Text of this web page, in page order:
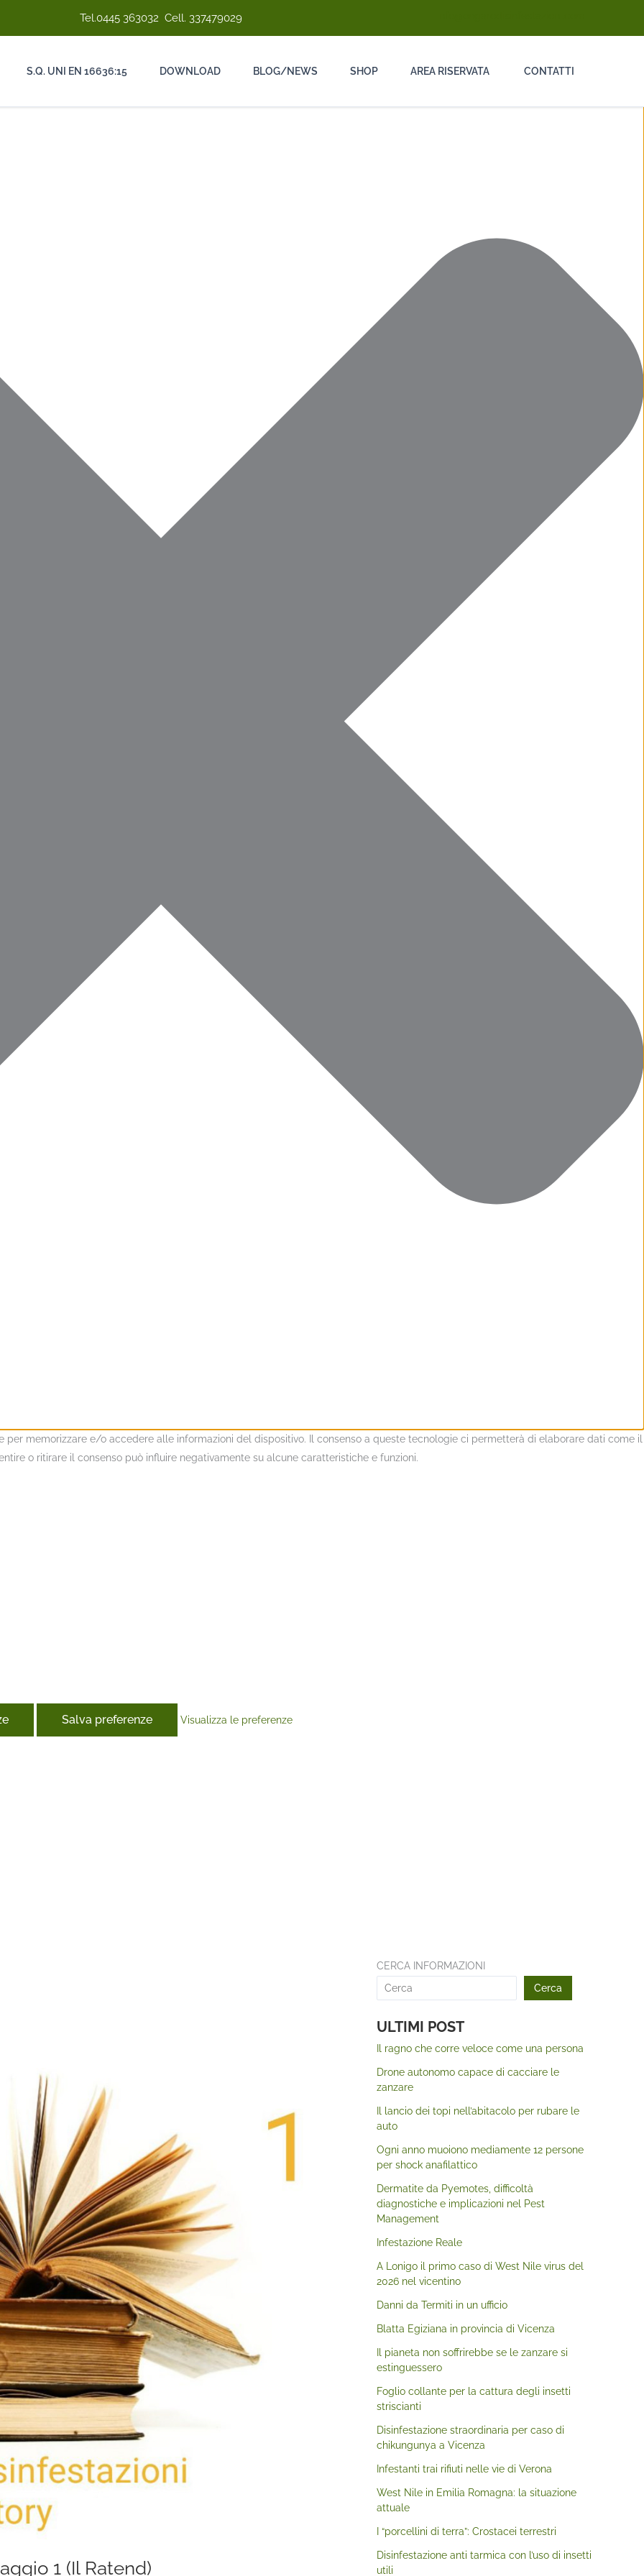
memorizzare e/o accedere alle informazioni del dispositivo. Il consenso a queste tecnologie ci permetterà di elaborare dati come il
o ritirare il consenso può influire negativamente su alcune caratteristiche e funzioni.
Salva preferenze Visualizza le preferenze
Tel.0445 363032 Cell. 337479029
S.Q. UNI EN 16636:15 DOWNLOAD BLOG/NEWS SHOP AREA RISERVATA CONTATTI
1 (Il Ratend)
CERCA INFORMAZIONI
Cerca
ULTIMI POST
Il ragno che corre veloce come una persona
Drone autonomo capace di cacciare le
zanzare
Il lancio dei topi nell’abitacolo per rubare le
auto
Ogni anno muoiono mediamente 12 persone
per shock anafilattico
Dermatite da Pyemotes, difficoltà
diagnostiche e implicazioni nel Pest
Management
Infestazione Reale
A Lonigo il primo caso di West Nile virus del
2026 nel vicentino
Danni da Termiti in un ufficio
Blatta Egiziana in provincia di Vicenza
Il pianeta non soffrirebbe se le zanzare si
estinguessero
Foglio collante per la cattura degli insetti
striscianti
Disinfestazione straordinaria per caso di
chikungunya a Vicenza
Infestanti trai rifiuti nelle vie di Verona
West Nile in Emilia Romagna: la situazione
attuale
I “porcellini di terra”: Crostacei terrestri
Disinfestazione anti tarmica con l’uso di insetti
utili